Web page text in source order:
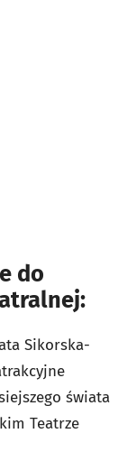
do
Sikorska-
świata
Teatrze